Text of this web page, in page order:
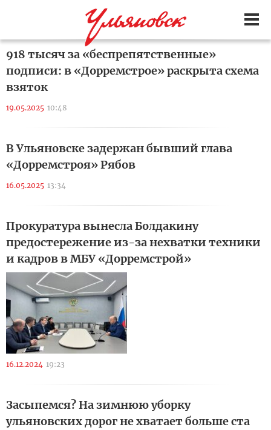
918 тысяч за «беспрепятственные»
подписи: в «Дорремстрое» раскрыта схема
взяток
19.05.2025 10:48
В Ульяновске задержан бывший глава
«Дорремстроя» Рябов
16.05.2025 13:34
Прокуратура вынесла Болдакину
предостережение из-за нехватки техники
и кадров в МБУ «Дорремстрой»
16.12.2024 19:23
Засыпемся? На зимнюю уборку
ульяновских дорог не хватает больше ста